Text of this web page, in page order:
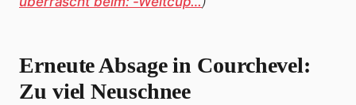
Erneute Absage in Courchevel:
Zu viel Neuschnee